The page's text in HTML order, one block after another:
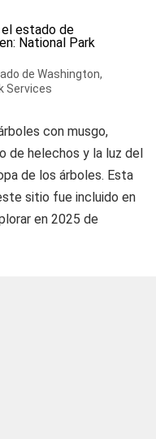
de Washington,
Services
con musgo,
de helechos y la luz del
de los árboles. Esta
sitio fue incluido en
en 2025 de